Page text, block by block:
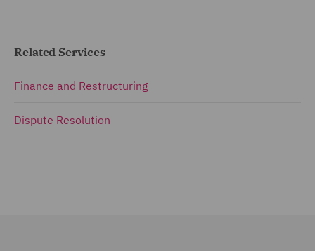
Related Services
Finance and Restructuring
Dispute Resolution